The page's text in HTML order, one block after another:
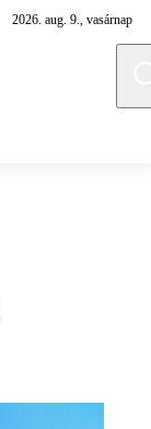
2026. aug. 9., vasárnap